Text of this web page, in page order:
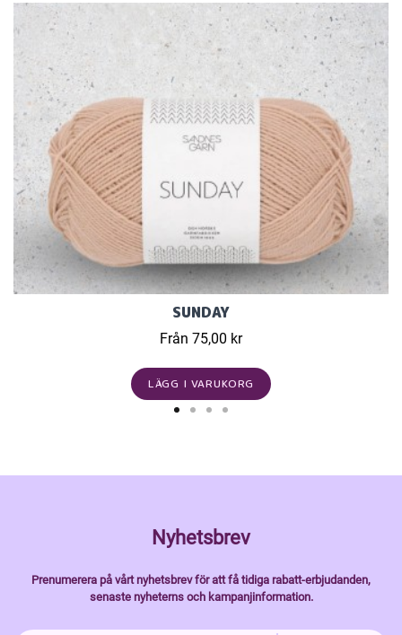
SUNDAY
Från 75,00 kr
LÄGG I VARUKORG
Nyhetsbrev
Prenumerera på vårt nyhetsbrev för att få tidiga rabatt-erbjudanden,
senaste nyheterns och kampanjinformation.